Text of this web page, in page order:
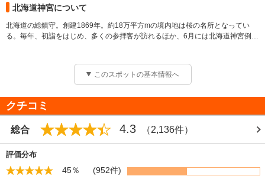
北海道神宮について
北海道の総鎮守。創建1869年。約18万平方mの境内地は桜の名所となってい
る。毎年、初詣をはじめ、多くの参拝客が訪れるほか、6月には北海道神宮例祭
このスポットの基本情報へ
クチコミ
総合 4.3 （2,136件）
評価分布
45％
(952件)